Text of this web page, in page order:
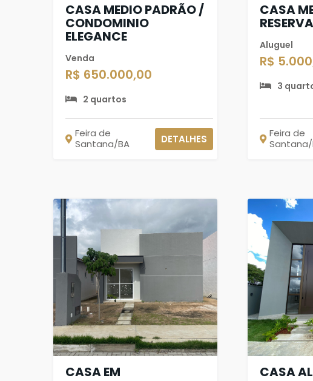
CASA MEDIO PADRÃO /
CONDOMINIO
ELEGANCE
Venda
R$ 650.000,00
2 quartos
Feira de
Santana/BA
DETALHES
CASA
Aluguel
R$
3
Feira de
Santana/
CASA EM CASA